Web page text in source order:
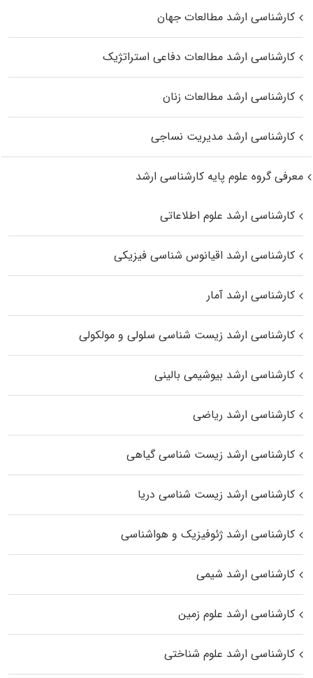
کارشناسی ارشد مطالعات جهان
کارشناسی ارشد مطالعات دفاعی استراتژیک
کارشناسی ارشد مطالعات زنان
کارشناسی ارشد مدیریت نساجی
معرفی گروه علوم پایه کارشناسی ارشد
کارشناسی ارشد علوم اطلاعاتی
کارشناسی ارشد اقیانوس‌ شناسی فیزیکی
کارشناسی ارشد آمار
کارشناسی ارشد زیست شناسی سلولی و مولکولی
کارشناسی ارشد بیوشیمی بالینی
کارشناسی ارشد ریاضی
کارشناسی ارشد زیست‌ شناسی گیاهی
کارشناسی ارشد زیست‌ شناسی دریا
کارشناسی ارشد ژئوفیزیک و هواشناسی
کارشناسی ارشد شیمی
کارشناسی ارشد علوم زمین
کارشناسی ارشد علوم شناختی